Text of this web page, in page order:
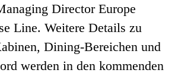
Director Europe
Line. Weitere Details zu
Dining-Bereichen und
werden in den kommenden